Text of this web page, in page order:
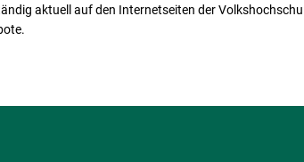
aktuell auf den Internetseiten der